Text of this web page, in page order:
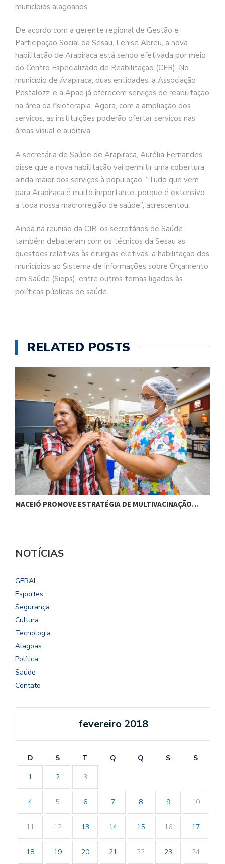
municípios alagoanos.
De acordo com a gerente regional de Gestão e
Participação Social da Sesau, Lenise Abreu, a nova
habilitação de Arapiraca está sendo efetivada por meio
do Centro Especializado de Reabilitação (CER). No
município de Arapiraca, duas entidades, a Associação
Pestalozzi e a Apae já oferecem serviços de reabilitação
na área da fisioterapia. Agora, com a ampliação dos
serviços, as instituições poderão ofertar serviços nas
áreas visual e auditiva.
A secretária de Saúde de Arapiraca, Aurélia Fernandes,
disse que a nova habilitação vai permitir uma cobertura
ainda maior dos serviços à população. “Tudo que vem
para Arapiraca é muito importante, porque é extensivo
a toda nossa macrorregião de saúde”, acrescentou.
Ainda na reunião da CIR, os secretários de Saúde
também debateram com os técnicos da Sesau as
questões relativas às cirurgias eletivas, a habilitação dos
municípios ao Sistema de Informações sobre Orçamento
em Saúde (Siops), entre outros temas ligados às
políticas públicas de saúde.
RELATED POSTS
MACEIÓ PROMOVE ESTRATÉGIA DE MULTIVACINAÇÃO…
NOTÍCIAS
GERAL
Esportes
Segurança
Cultura
Tecnologia
Alagoas
Política
Saúde
Contato
fevereiro 2018
D S T Q Q S
S
1
2 3
4 5 6 7 8 9 10
11 12 13 14 15 16 17
18 19 20 21 22 23 24